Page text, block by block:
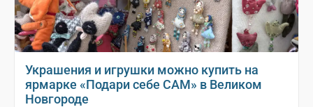
Украшения и игрушки можно купить на
ярмарке «Подари себе САМ» в Великом
Новгороде